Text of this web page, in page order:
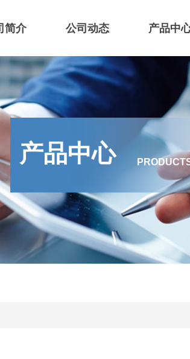
简介 公司动态 产品中
产品中心